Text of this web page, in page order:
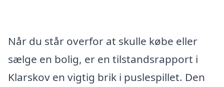
Når du står overfor at skulle købe eller
sælge en bolig, er en tilstandsrapport i
Klarskov en vigtig brik i puslespillet. Den